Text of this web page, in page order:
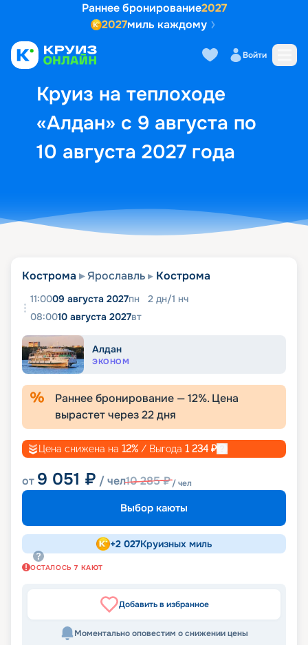
Раннее бронирование2027
2027миль каждому
Войти
Круиз на теплоходе
«Алдан» с 9 августа по
10 августа 2027 года
Выбор кают Маршрут и
Кострома Ярославль Кострома
11:0009 августа 2027пн 2 дн/1 нч
08:0010 августа 2027вт
Алдан
ЭКОНОМ
Раннее бронирование —12%. Цена
вырастет через22дня
Цена снижена на 12% / Выгода 1 234 ₽
от 9 051 ₽ / чел10 285₽/ чел
Выбор каюты
+2 027Круизных миль
ОСТАЛОСЬ 7 КАЮТ
Добавить в избранное
Моментально оповестим о снижении цены